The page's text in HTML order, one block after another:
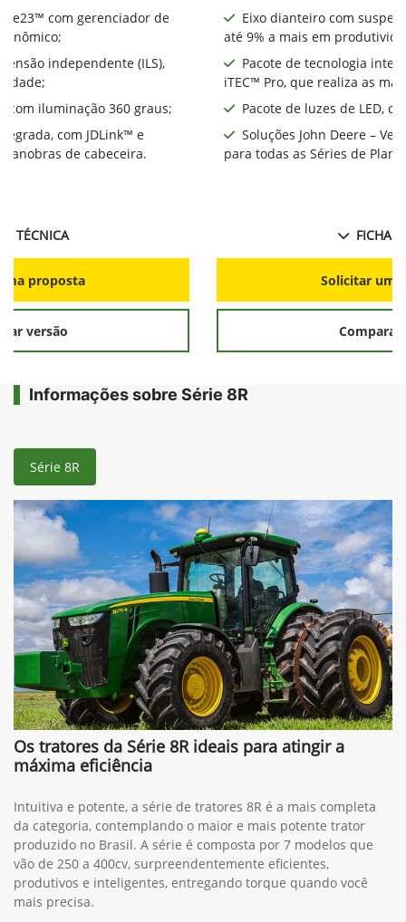
e23™ com gerenciador de
independente (ILS),
com iluminação 360 graus;
com JDLink™ e
de cabeceira.
TÉCNICA
proposta
versão
Eixo dianteiro com
até 9% a mais em
Pacote de tecnologia
iTEC™ Pro, que realiza as
Pacote de luzes de LED,
Soluções John Deere –
para todas as Séries de
FICHA
Solicitar
Comparar
Informações sobre Série 8R
Série 8R
Os tratores da Série 8R ideais para atingir a
máxima eficiência
Intuitiva e potente, a série de tratores 8R é a mais completa
da categoria, contemplando o maior e mais potente trator
produzido no Brasil. A série é composta por 7 modelos que
vão de 250 a 400cv, surpreendentemente eficientes,
produtivos e inteligentes, entregando torque quando você
mais precisa.